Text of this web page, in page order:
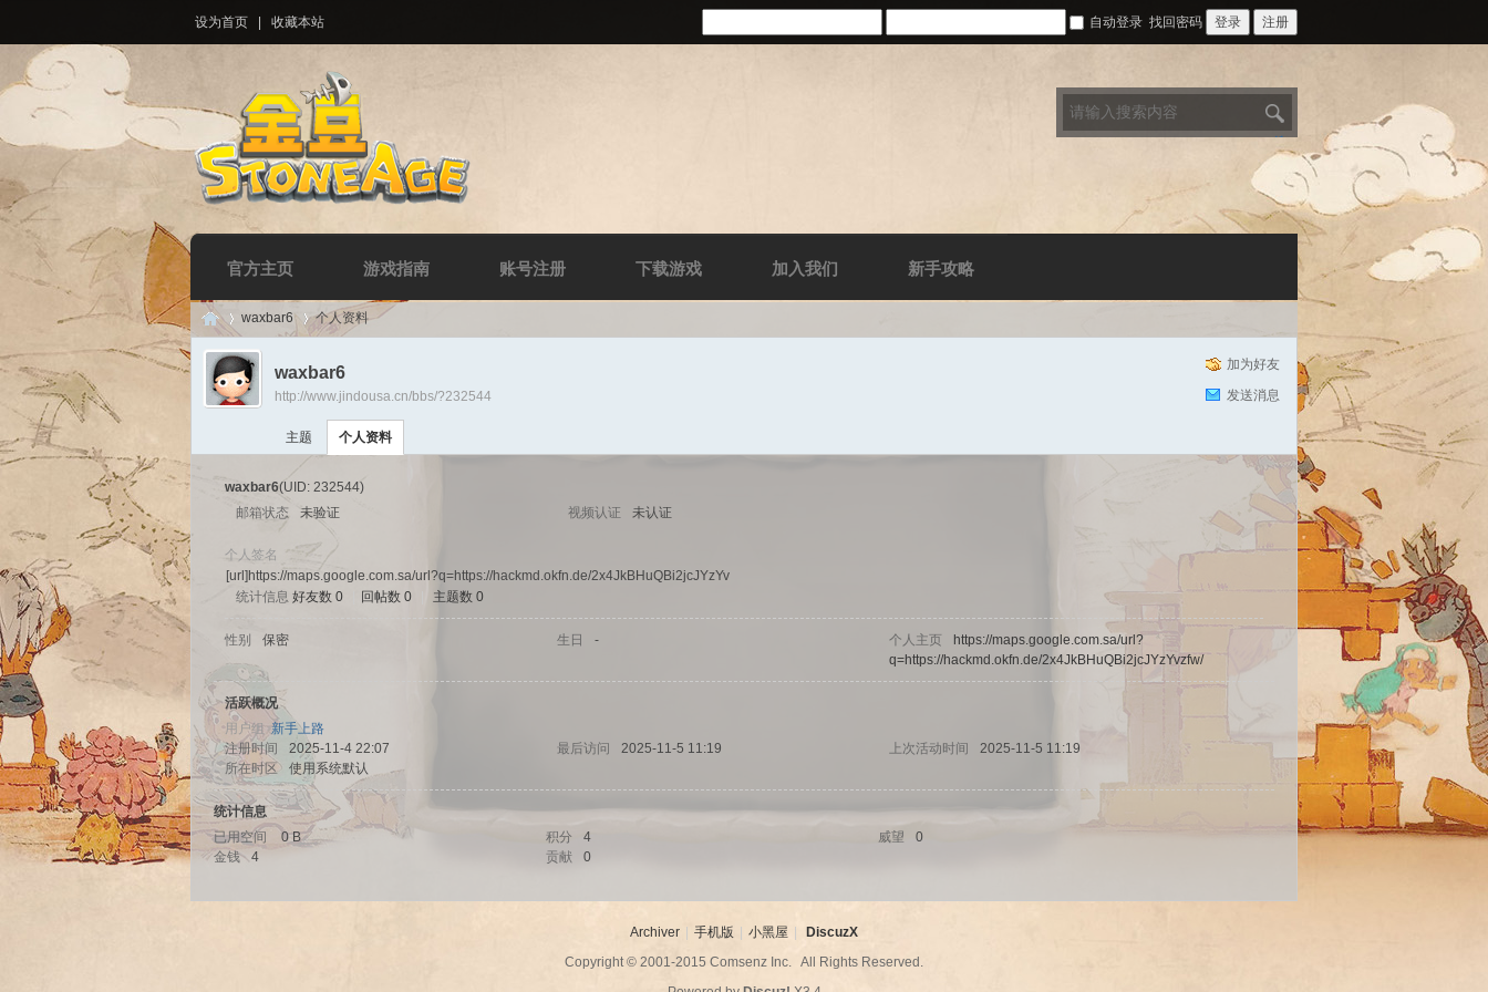
设为首页 收藏本站 自动登录 找回密码 登录 注册
官方主页 游戏指南 账号注册 下载游戏 加入我们 新手攻略
Di
uz!
›
waxbar6 个人资料
加为好友
发送消息
waxbar6
http://www.jindousa.cn/bbs/?232544
主题 个人资料
waxbar6(UID: 232544)
邮箱状态
未验证 视频认证 未认证
个人签名
[url]https://maps.google.com.sa/url?q=https://hackmd.okfn.de/2x4JkBHuQBi2jcJYzYv
统计信息 好友数 0 回帖数 0 主题数 0
性别 保密 生日 - 个人主页
https://maps.google.com.sa/url?
q=https://hackmd.okfn.de/2x4JkBHuQBi2jcJYzYvzfw/
活跃概况
用户组新手上路
注册时间
2025-11-4 22:07 最后访问 2025-11-5 11:19 上次活动时间
2025-11-5 11:19
所在时区
使用系统默认
统计信息
已用空间
0 B 积分 4 威望
0
金钱
4 贡献 0
Archiver 手机版 小黑屋
DiscuzX
Copyright © 2001-2015 Comsenz Inc. All Rights Reserved.